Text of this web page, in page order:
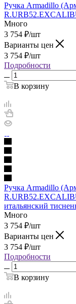
Ручка Armadillo
Много
3 754 ₽/шт
Варианты цен
3 754 ₽/шт
Подробности
В корзину
Ручка Armadillo
итальянский
Много
3 754 ₽/шт
Варианты цен
3 754 ₽/шт
Подробности
В корзину